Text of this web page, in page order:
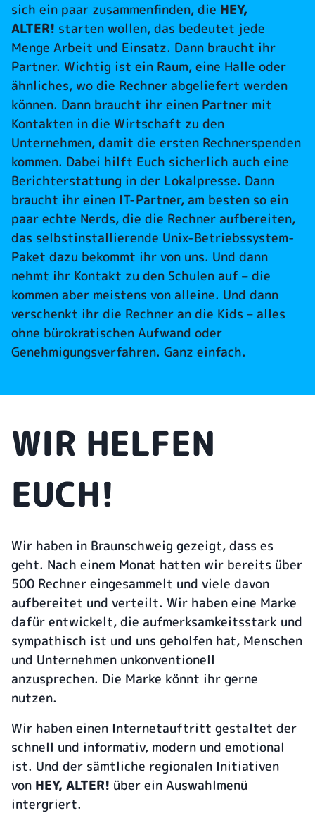
sich ein paar zusammenfinden, die HEY,
ALTER! starten wollen, das bedeutet jede
Menge Arbeit und Einsatz. Dann braucht ihr
Partner. Wichtig ist ein Raum, eine Halle oder
ähnliches, wo die Rechner abgeliefert werden
können. Dann braucht ihr einen Partner mit
Kontakten in die Wirtschaft zu den
Unternehmen, damit die ersten Rechnerspenden
kommen. Dabei hilft Euch sicherlich auch eine
Berichterstattung in der Lokalpresse. Dann
braucht ihr einen IT-Partner, am besten so ein
paar echte Nerds, die die Rechner aufbereiten,
das selbstinstallierende Unix-Betriebssystem-
Paket dazu bekommt ihr von uns. Und dann
nehmt ihr Kontakt zu den Schulen auf – die
kommen aber meistens von alleine. Und dann
verschenkt ihr die Rechner an die Kids – alles
ohne bürokratischen Aufwand oder
Genehmigungsverfahren. Ganz einfach.
WIR HELFEN
EUCH!
Wir haben in Braunschweig gezeigt, dass es
geht. Nach einem Monat hatten wir bereits über
500 Rechner eingesammelt und viele davon
aufbereitet und verteilt. Wir haben eine Marke
dafür entwickelt, die aufmerksamkeitsstark und
sympathisch ist und uns geholfen hat, Menschen
und Unternehmen unkonventionell
anzusprechen. Die Marke könnt ihr gerne
nutzen.
Wir haben einen Internetauftritt gestaltet der
schnell und informativ, modern und emotional
ist. Und der sämtliche regionalen Initiativen
von HEY, ALTER! über ein Auswahlmenü
intergriert.